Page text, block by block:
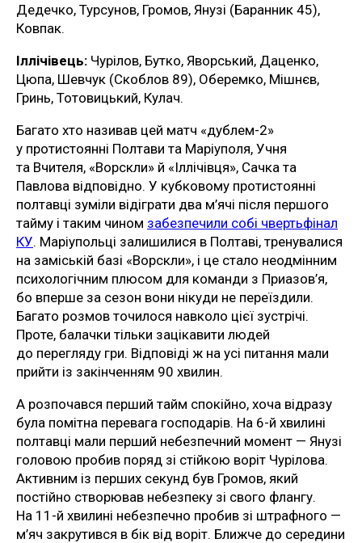
Дедечко, Турсунов, Громов, Янузі (Баранник 45),
Ковпак.
Іллічівець: Чурілов, Бутко, Яворський, Даценко,
Цюпа, Шевчук (Скоблов 89), Оберемко, Мішнєв,
Гринь, Тотовицький, Кулач.
Багато хто називав цей матч «дублем-2»
у протистоянні Полтави та Маріуполя, Учня
та Вчителя, «Ворскли» й «Іллічівця», Сачка та
Павлова відповідно. У кубковому протистоянні
полтавці зуміли відіграти два м’ячі після першого
тайму і таким чином забезпечили собі чвертьфінал
КУ. Маріупольці залишилися в Полтаві, тренувалися
на заміській базі «Ворскли», і це стало неодмінним
психологічним плюсом для команди з Приазов’я,
бо вперше за сезон вони нікуди не переїздили.
Багато розмов точилося навколо цієї зустрічі.
Проте, балачки тільки зацікавити людей
до перегляду гри. Відповіді ж на усі питання мали
прийти із закінченням 90 хвилин.
А розпочався перший тайм спокійно, хоча відразу
була помітна перевага господарів. На 6-й хвилині
полтавці мали перший небезпечний момент — Янузі
головою пробив поряд зі стійкою воріт Чурілова.
Активним із перших секунд був Громов, який
постійно створював небезпеку зі свого флангу.
На 11-й хвилині небезпечно пробив зі штрафного —
м’яч закрутився в бік від воріт. Ближче до середини